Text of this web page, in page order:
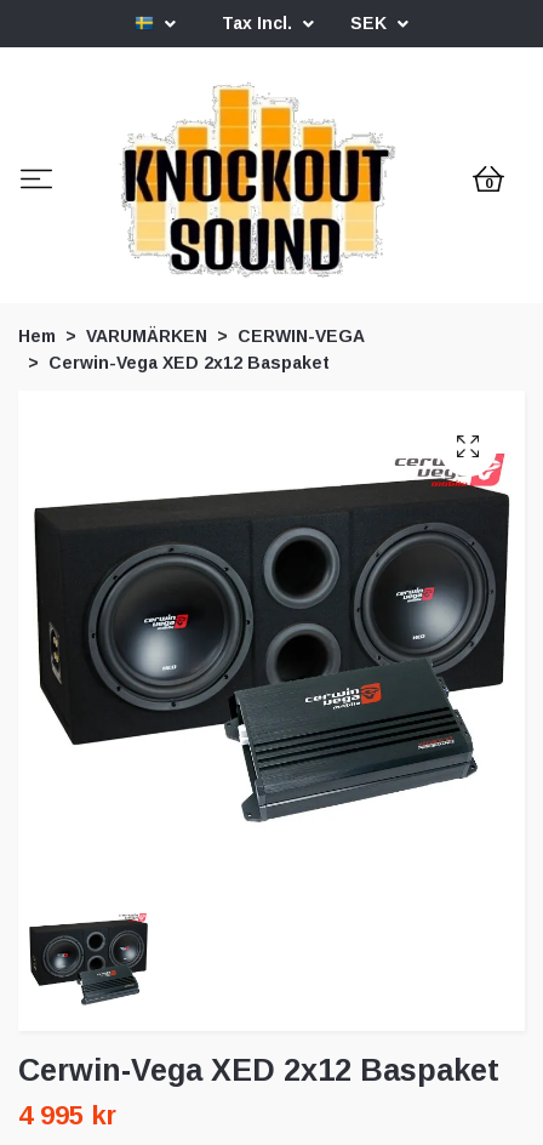
Tax Incl. SEK
0
Hem VARUMÄRKEN
CERWIN-VEGA
Cerwin-Vega XED 2x12 Baspaket
Cerwin-Vega XED 2x12 Baspaket
4 995 kr